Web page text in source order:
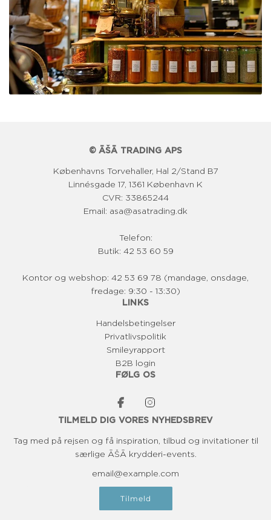
© ĀŠĀ TRADING APS
Københavns Torvehaller, Hal 2/Stand B7
Linnésgade 17, 1361 København K
CVR: 33865244
Email: asa@asatrading.dk
Telefon:
Butik: 42 53 60 59
Kontor og webshop: 42 53 69 78 (mandage, onsdage,
fredage: 9:30 - 13:30)
LINKS
Handelsbetingelser
Privatlivspolitik
Smileyrapport
B2B login
FØLG OS
TILMELD DIG VORES NYHEDSBREV
Tag med på rejsen og få inspiration, tilbud og invitationer til
særlige ĀŠĀ krydderi-events.
Tilmeld